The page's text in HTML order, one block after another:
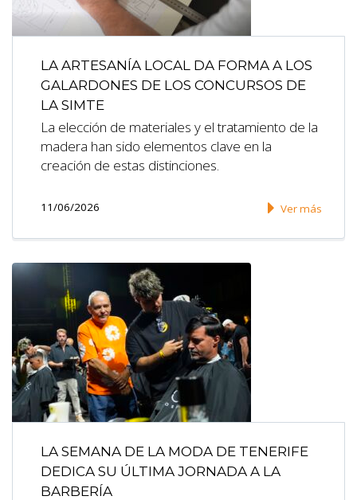
LA ARTESANÍA LOCAL DA FORMA A LOS
GALARDONES DE LOS CONCURSOS DE
LA SIMTE
La elección de materiales y el tratamiento de la
madera han sido elementos clave en la
creación de estas distinciones.
11/06/2026 Ver más
LA SEMANA DE LA MODA DE TENERIFE
DEDICA SU ÚLTIMA JORNADA A LA
BARBERÍA